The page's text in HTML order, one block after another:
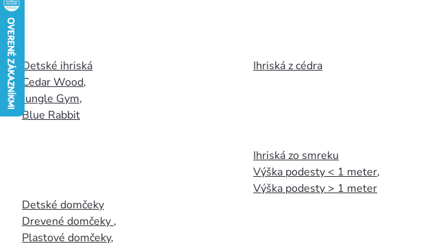
Detské ihriská
Cedar Wood,
Jungle Gym,
Blue Rabbit
Detské domčeky
Drevené domčeky ,
Plastové domčeky,
Ihriská z cédra
Ihriská zo smreku
Výška podesty < 1 meter,
Výška podesty > 1 meter